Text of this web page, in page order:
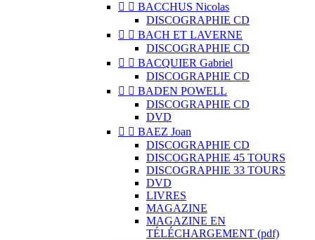
  BACCHUS Nicolas
DISCOGRAPHIE CD
  BACH ET LAVERNE
DISCOGRAPHIE CD
  BACQUIER Gabriel
DISCOGRAPHIE CD
  BADEN POWELL
DISCOGRAPHIE CD
DVD
  BAEZ Joan
DISCOGRAPHIE CD
DISCOGRAPHIE 45 TOURS
DISCOGRAPHIE 33 TOURS
DVD
LIVRES
MAGAZINE
MAGAZINE EN
TÉLÉCHARGEMENT (pdf)